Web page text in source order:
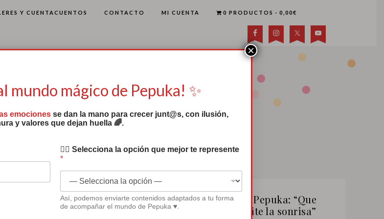
Y CUENTACUENTOS CONTACTO MI CUENTA 0 PRODUCTOS 0,00€
Canción de Pepuka: “Que
nadie te quite la sonrisa”
mundo mágico de Pepuka! ✨
emociones se dan la mano para crecer junt@s, con ilusión,
y valores que dejan huella 🌈.
✍🏻 Selecciona la opción que mejor te represente
*
Así, podemos enviarte contenidos adaptados a tu forma
de acompañar el mundo de Pepuka ♥.
×